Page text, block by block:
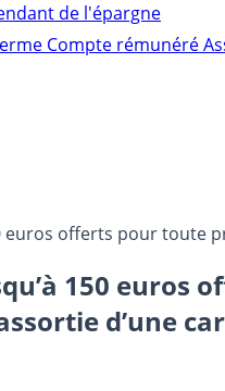
de l'épargne
Compte rémunéré
euros offerts pour toute
150 euros
d’une